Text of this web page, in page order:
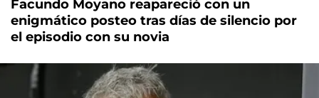
Facundo Moyano reapareció con un
enigmático posteo tras días de silencio por
el episodio con su novia